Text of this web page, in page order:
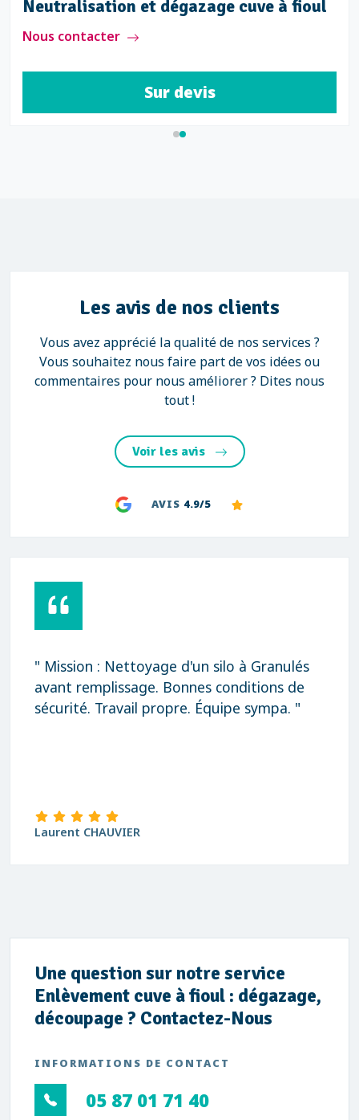
Neutralisation et dégazage cuve à fioul
Nous contacter
Sur devis
Les avis de nos clients
Vous avez apprécié la qualité de nos services ?
Vous souhaitez nous faire part de vos idées ou
commentaires pour nous améliorer ? Dites nous
tout !
Voir les avis
AVIS 4.9/5
" Mission : Nettoyage d'un silo à Granulés
avant remplissage. Bonnes conditions de
sécurité. Travail propre. Équipe sympa. "
Laurent CHAUVIER
Une question sur notre service
Enlèvement cuve à fioul : dégazage,
découpage ? Contactez-Nous
INFORMATIONS DE CONTACT
05 87 01 71 40